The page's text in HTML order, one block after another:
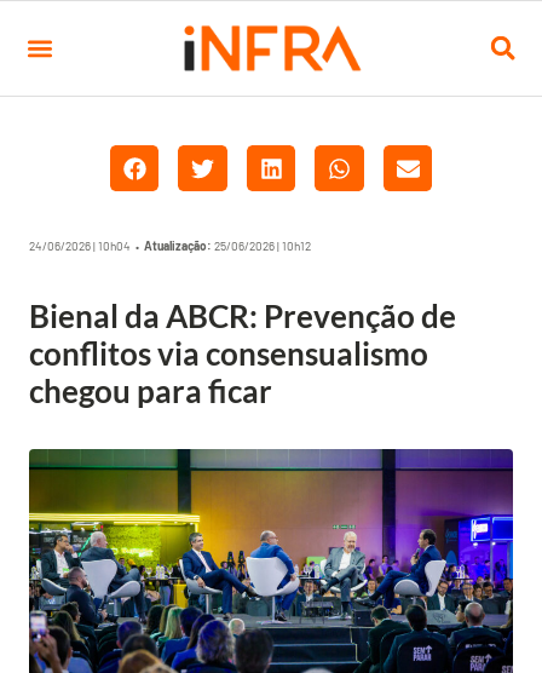
24/06/2026 | 10h04 • Atualização: 25/06/2026 | 10h12
Bienal da ABCR: Prevenção de
conflitos via consensualismo
chegou para ficar